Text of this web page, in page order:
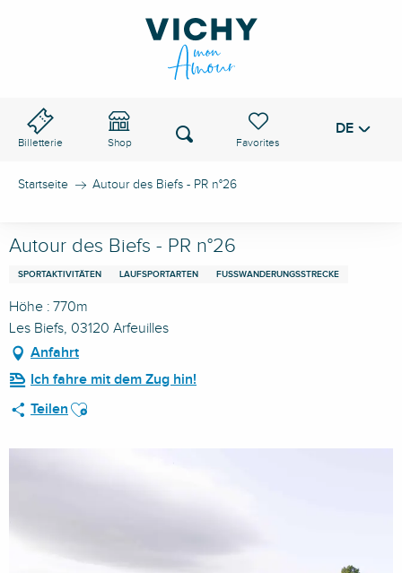
Billetterie Shop
Voir les favoris
Suche DE
Startseite Autour des Biefs - PR n°26
Autour des Biefs - PR n°26
SPORTAKTIVITÄTEN LAUFSPORTARTEN FUSSWANDERUNGSSTRECKE
Höhe : 770m
Les Biefs, 03120 Arfeuilles
Anfahrt
Ich fahre mit dem Zug hin!
Teilen Ajouter aux favoris